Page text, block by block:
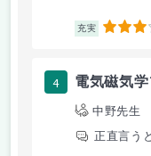
充実 3
4 電気磁気
中野先生
正直言う